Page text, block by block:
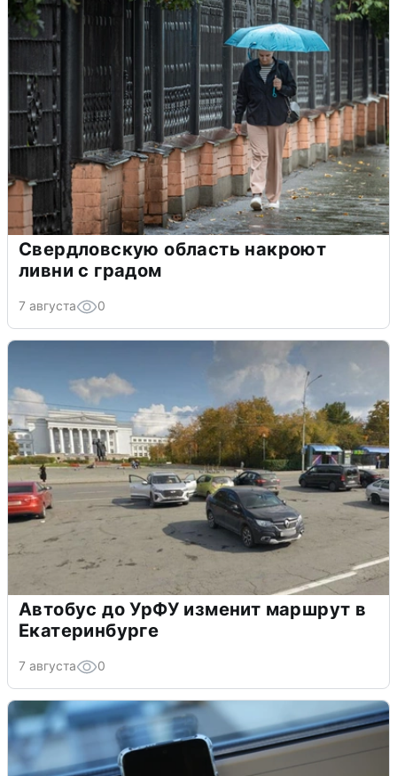
Свердловскую область накроют
ливни с градом
7 августа 0
Автобус до УрФУ изменит маршрут в
Екатеринбурге
7 августа 0